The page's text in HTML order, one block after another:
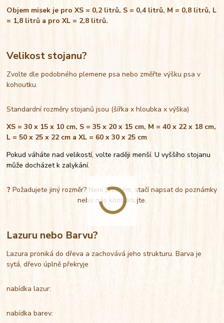
Objem misek je pro XS = 0,2 litrů, S = 0,4 litrů, M = 0,8 litrů, L
= 1,8 litrů a pro XL = 2,8 litrů.
Velikost stojanu?
Zvolte dle podobného plemene psa nebo změřte výšku psa v
kohoutku.
Standardní rozměry stojanů jsou (šířka x hloubka x výška)
XS = 30 x 15 x 10 cm, S = 35 x 20 x 15 cm, M = 40 x 22 x 18 cm,
L = 50 x 25 x 22 cm a XL = 60 x 30 x 25 cm
Pokud váháte nad velikostí, volte raději menší. U vyššího stojanu
může docházet k zalykání.
? Požadujete jiný rozměr? Není problém, stačí napsat do poznámky
nebo nás kontaktujte.
Lazuru nebo Barvu?
Lazura proniká do dřeva a zachovává jeho strukturu. Barva je
sytá, dřevo úplně překryje
nabídka lazur:
nabídka barev: